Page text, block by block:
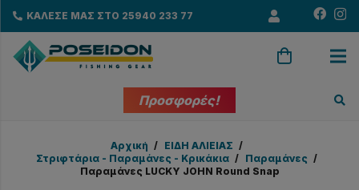
ΚΑΛΕΣΕ ΜΑΣ ΣΤΟ 25940 233 77
Προσφορές!
Αρχική / EΙΔΗ ΑΛΙΕΙΑΣ /
Στριφτάρια - Παραμάνες - Κρικάκια / Παραμάνες /
Παραμάνες LUCKY JOHN Round Snap